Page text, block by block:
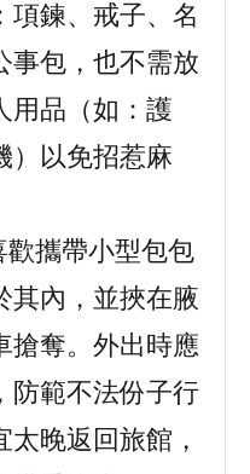
項鍊、戒子、名
事包，也不需放
用品（如：護
）以免招惹麻
歡攜帶小型包包
其內，並挾在腋
搶奪。外出時應
防範不法份子行
晚返回旅館，